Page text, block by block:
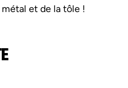
et de la tôle !